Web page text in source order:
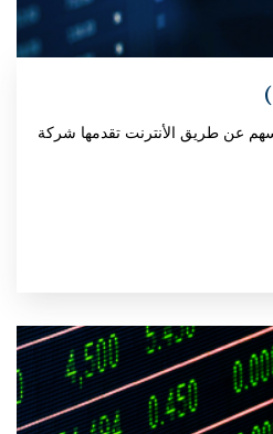
عن طريق الأنترنت تقدمها شركة